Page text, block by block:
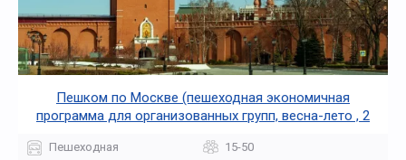
Пешком по Москве (пешеходная экономичная
программа для организованных групп, весна-лето , 2
Пешеходная
15-50